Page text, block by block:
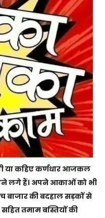
या कहिए कर्णधार आजकल
लगे हैं। अपने आकाओं को भी
बाजार की बदहाल सड़कों से
तमाम बस्तियों की